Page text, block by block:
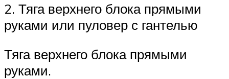
2. Тяга верхнего блока прямыми
руками или пуловер с гантелью
Тяга верхнего блока прямыми
руками.